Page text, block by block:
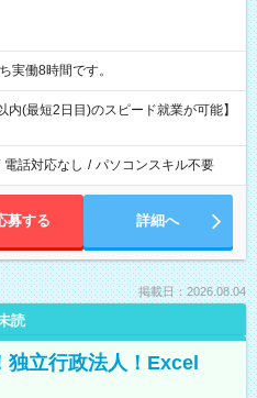
のうち実働8時間です。
(最短2日目)のスピード就業が可能】
電話対応なし / パソコンスキル不要
募する 詳細へ
掲載日：2026.08.04
読
立行政法人！Excel